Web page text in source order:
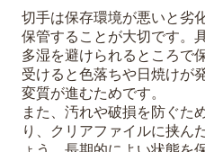
切手は保存環境が悪いと劣
保管することが大切です。
多湿を避けられるところで
受けると色落ちや日焼けが
変質が進むためです。
また、汚れや破損を防ぐた
り、クリアファイルに挟ん